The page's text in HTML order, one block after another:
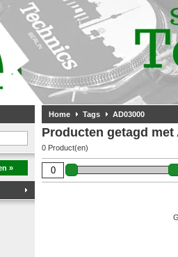
»
Home Tags AD03000
Producten getagd met
0 Product(en)